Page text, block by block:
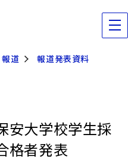
報道 報道発表資料
安大学校学生採
格者発表